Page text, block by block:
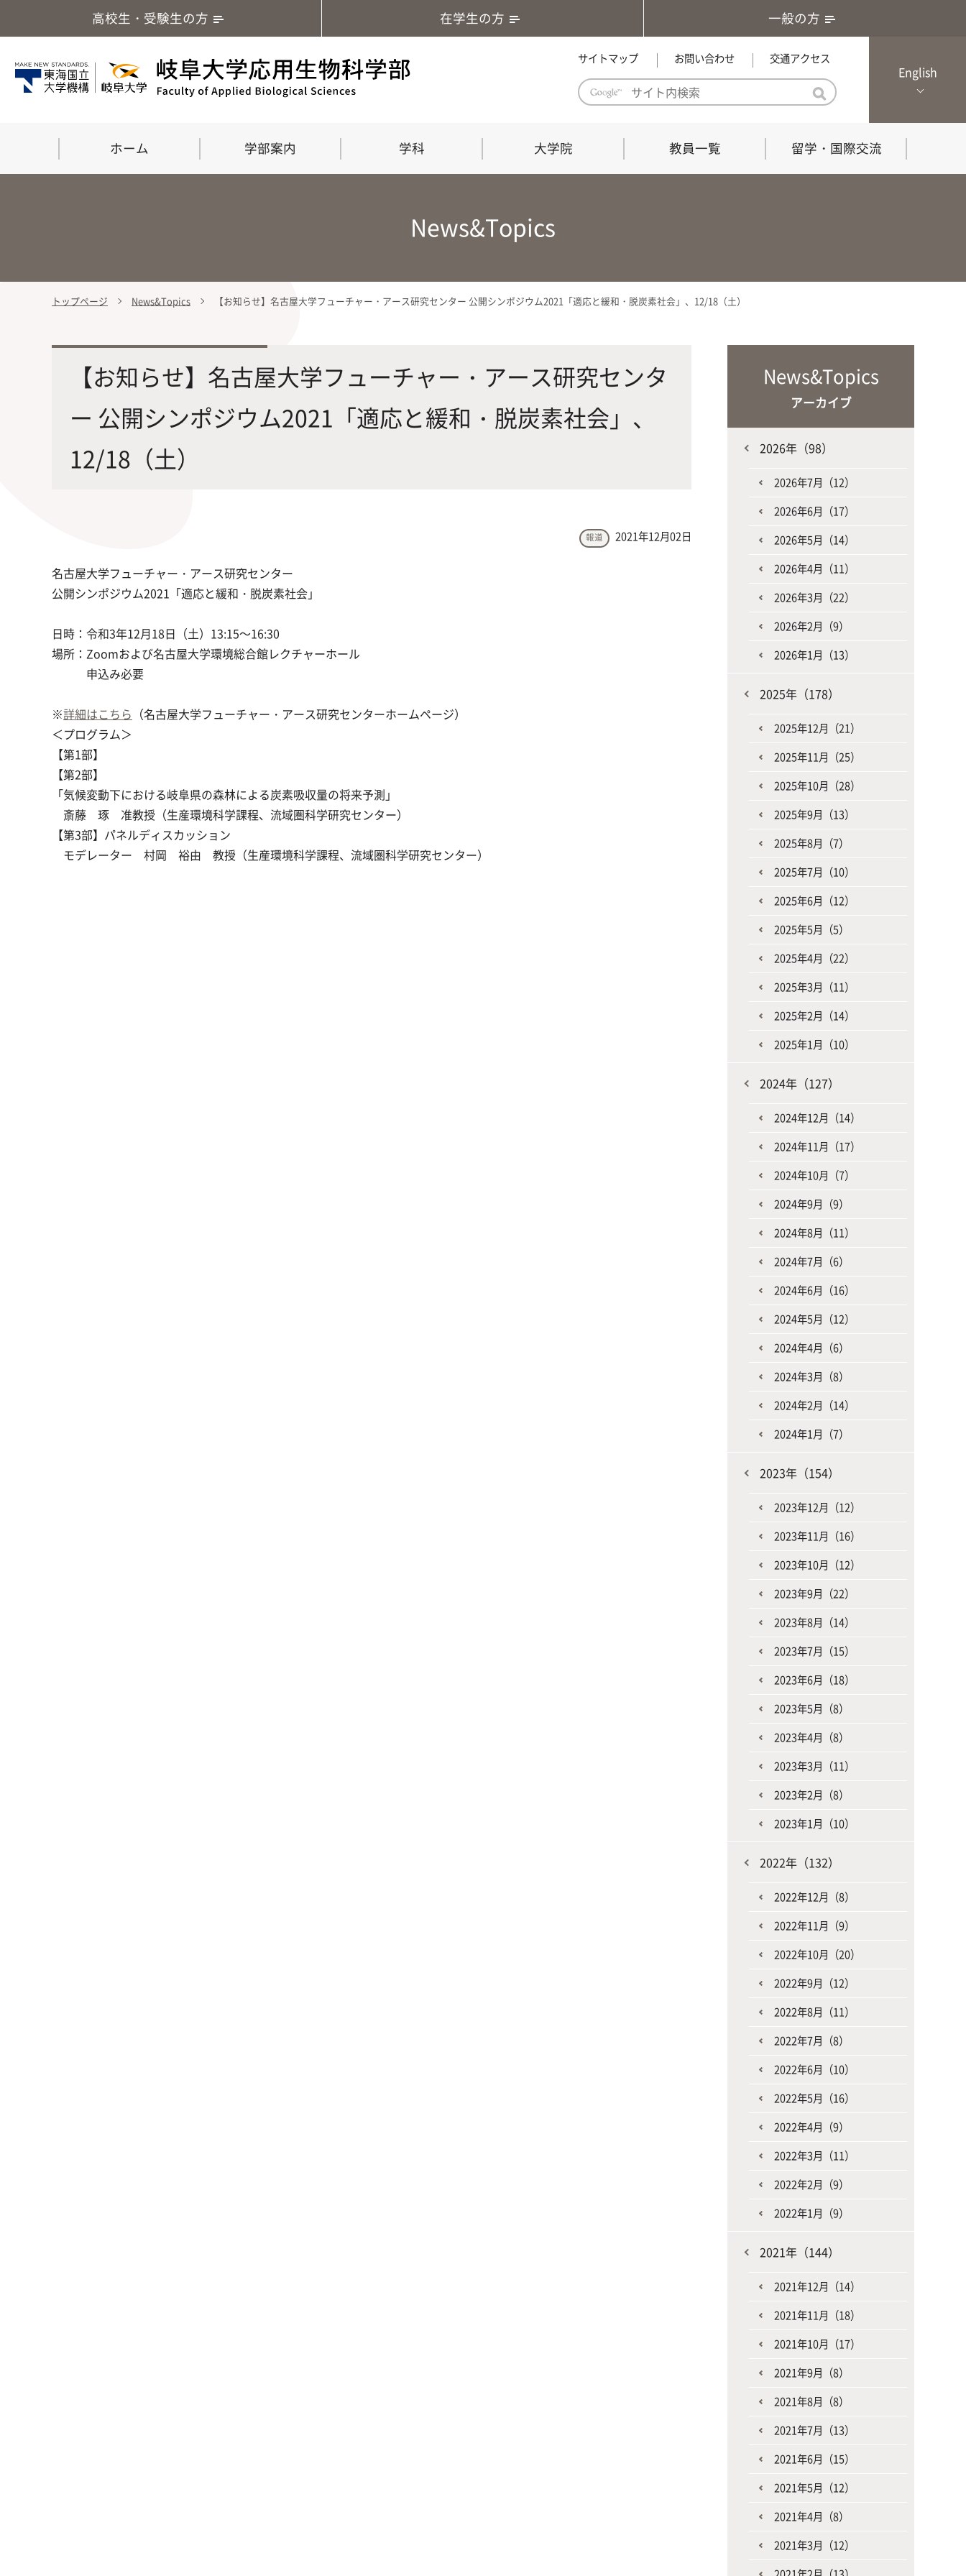
高校生・受験生の方 在学生の方 一般の方
サイトマップ お問い合わせ 交通アクセス
English
ホーム 学部案内
学部案内
学部・大学院の教育ビジョン、
沿革及び入試情報について
教育理念・教育目標
「専門的能力の要素」「達成すべき
水準」「評価方法」
学科の教育における３つの方針と専
門的能力
附属施設・教育研究関連施設
学科
応用生命化学科
最先端の化学とバイオテクノロジー
を創造
食農生命科学科 生物圏環境学科
ーズに対応
共同獣医学科
人と動物との共生を目指し、動物の
大学院
大学院
修士課程・博士課程
連合獣医学研究科（博士課程）
教員一覧 留学・国際交流
留学・国際交流
News&Topics
トップページ News&Topics 【お知らせ】名古屋大学フューチャー・アース研究センター 公開シンポジウム2021「適応と緩和・脱炭素社会」、12/18（土）
【お知らせ】名古屋大学フューチャー・アース研究センタ
ー 公開シンポジウム2021「適応と緩和・脱炭素社会」、
12/18（土）
報道 2021年12月02日
名古屋大学フューチャー・アース研究センター
公開シンポジウム2021「適応と緩和・脱炭素社会」
日時：令和3年12月18日（土）13:15～16:30
場所：Zoomおよび名古屋大学環境総合館レクチャーホール
申込み必要
※詳細はこちら （名古屋大学フューチャー・アース研究センターホームページ）
＜プログラム＞
【第1部】
【第2部】
「気候変動下における岐阜県の森林による炭素吸収量の将来予測」
斎藤 琢 准教授（生産環境科学課程、流域圏科学研究センター）
【第3部】パネルディスカッション
モデレーター 村岡 裕由 教授（生産環境科学課程、流域圏科学研究センター）
News&Topics
アーカイブ
2026年（98）
2026年7月（12）
2026年6月（17）
2026年5月（14）
2026年4月（11）
2026年3月（22）
2026年2月（9）
2026年1月（13）
2025年（178）
2025年12月（21）
2025年11月（25）
2025年10月（28）
2025年9月（13）
2025年8月（7）
2025年7月（10）
2025年6月（12）
2025年5月（5）
2025年4月（22）
2025年3月（11）
2025年2月（14）
2025年1月（10）
2024年（127）
2024年12月（14）
2024年11月（17）
2024年10月（7）
2024年9月（9）
2024年8月（11）
2024年7月（6）
2024年6月（16）
2024年5月（12）
2024年4月（6）
2024年3月（8）
2024年2月（14）
2024年1月（7）
2023年（154）
2023年12月（12）
2023年11月（16）
2023年10月（12）
2023年9月（22）
2023年8月（14）
2023年7月（15）
2023年6月（18）
2023年5月（8）
2023年4月（8）
2023年3月（11）
2023年2月（8）
2023年1月（10）
2022年（132）
2022年12月（8）
2022年11月（9）
2022年10月（20）
2022年9月（12）
2022年8月（11）
2022年7月（8）
2022年6月（10）
2022年5月（16）
2022年4月（9）
2022年3月（11）
2022年2月（9）
2022年1月（9）
2021年（144）
2021年12月（14）
2021年11月（18）
2021年10月（17）
2021年9月（8）
2021年8月（8）
2021年7月（13）
2021年6月（15）
2021年5月（12）
2021年4月（8）
2021年3月（12）